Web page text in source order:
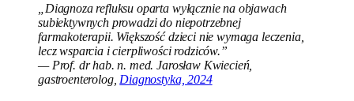
„Diagnoza refluksu oparta wyłącznie na objawach
subiektywnych prowadzi do niepotrzebnej
farmakoterapii. Większość dzieci nie wymaga leczenia,
lecz wsparcia i cierpliwości rodziców.”
— Prof. dr hab. n. med. Jarosław Kwiecień,
gastroenterolog, Diagnostyka, 2024